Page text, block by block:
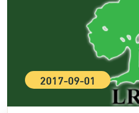
2017-09-01